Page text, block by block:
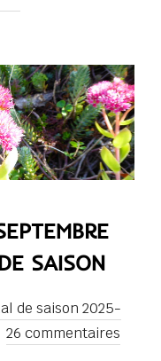
SAISON
de saison 2025-
26 commentaires